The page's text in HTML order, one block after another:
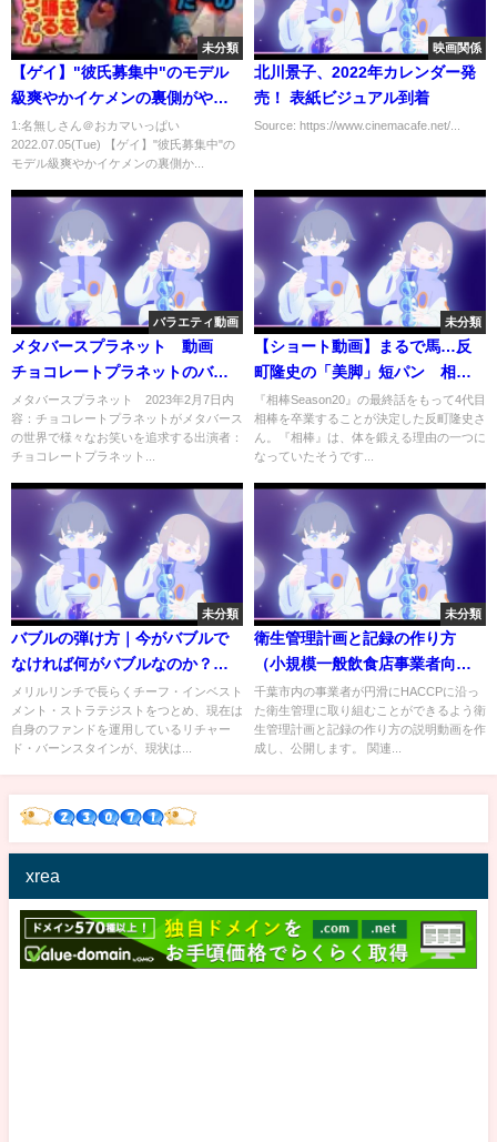
未分類
【ゲイ】"彼氏募集中"のモデル
級爽やかイケメンの裏側がやば
すぎたww
1:名無しさん＠おカマいっぱい
2022.07.05(Tue) 【ゲイ】"彼氏募集中"の
モデル級爽やかイケメンの裏側か...
映画関係
北川景子、2022年カレンダー発
売！ 表紙ビジュアル到着
Source: https://www.cinemacafe.net/...
バラエティ動画
メタバースプラネット 動画
チョコレートプラネットのバー
チャル空間バラエティ 2月7日
メタバースプラネット 2023年2月7日内
容：チョコレートプラネットがメタバース
の世界で様々なお笑いを追求する出演者：
チョコレートプラネット...
未分類
【ショート動画】まるで馬…反
町隆史の「美脚」短パン 相棒
卒業で一層進化か NEWSポスト
セブン #shorts
『相棒Season20』の最終話をもって4代目
相棒を卒業することが決定した反町隆史さ
ん。『相棒』は、体を鍛える理由の一つに
なっていたそうです...
未分類
バブルの弾け方｜今がバブルで
なければ何がバブルなのか？｜
Richard Bernstein
メリルリンチで長らくチーフ・インベスト
メント・ストラテジストをつとめ、現在は
自身のファンドを運用しているリチャー
ド・バーンスタインが、現状は...
未分類
衛生管理計画と記録の作り方
（小規模一般飲食店事業者向
け）
千葉市内の事業者が円滑にHACCPに沿っ
た衛生管理に取り組むことができるよう衛
生管理計画と記録の作り方の説明動画を作
成し、公開します。 関連...
xrea